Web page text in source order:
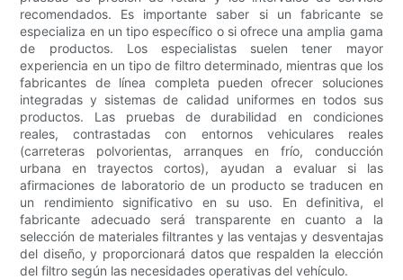
recomendados. Es importante saber si un fabricante se
especializa en un tipo específico o si ofrece una amplia gama
de productos. Los especialistas suelen tener mayor
experiencia en un tipo de filtro determinado, mientras que los
fabricantes de línea completa pueden ofrecer soluciones
integradas y sistemas de calidad uniformes en todos sus
productos. Las pruebas de durabilidad en condiciones
reales, contrastadas con entornos vehiculares reales
(carreteras polvorientas, arranques en frío, conducción
urbana en trayectos cortos), ayudan a evaluar si las
afirmaciones de laboratorio de un producto se traducen en
un rendimiento significativo en su uso. En definitiva, el
fabricante adecuado será transparente en cuanto a la
selección de materiales filtrantes y las ventajas y desventajas
del diseño, y proporcionará datos que respalden la elección
del filtro según las necesidades operativas del vehículo.